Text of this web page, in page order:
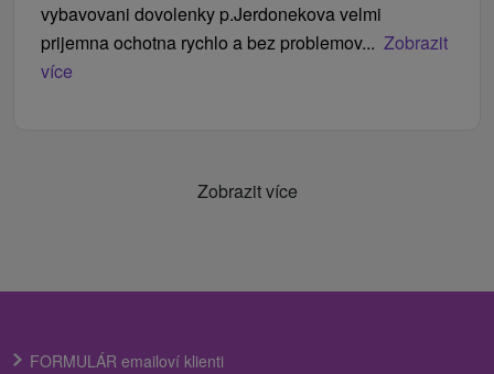
vybavovani dovolenky p.Jerdonekova velmi
prijemna ochotna rychlo a bez problemov... Zobrazit
více
Zobrazit více
FORMULÁR emailoví klienti